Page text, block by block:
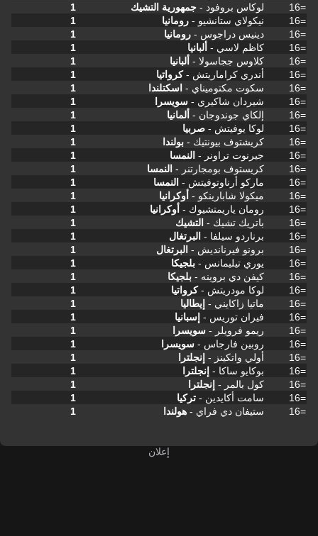
=16
لوكاس بروفود - جمهورية التشيك
1
=16
نيكولاي ستانشيو - رومانيا
1
=16
دينيس دراجوس - رومانيا
1
=16
كاظم لاسي - ألبانيا
1
=16
كلاوس ججاسولا - ألبانيا
1
=16
أندري كراماريتش -كرواتيا
1
=16
سكوت مكتوميناي - اسكتلندا
1
=16
شيردان شاكيري - سويسرا
1
=16
إلكاي جوندوجان - ألمانيا
1
=16
لوكا يوفيتش - صربيا
1
=16
كريشتوف بيونتيك - بولندا
1
=16
جيرنوت تراونر - النمسا
1
=16
كريستوف بومجارتنر - النمسا
1
=16
ماركو أرناوتوفيتش - النمسا
1
=16
ميكولا شابارينكو - أوكرانيا
1
=16
رومان ياريمتشيوك - أوكرانيا
1
=16
باتريك تشيك - التشيك
1
=16
برناردو سيلفا - البرتغال
1
=16
برونو فيرنانديش - البرتغال
1
=16
يوري تيليمانس - بلجيكا
1
=16
كيفن دي بروينه - بلجيكا
1
=16
لوكا مودريتش -كرواتيا
1
=16
ماتيا زاكايني - إيطاليا
1
=16
فيران توريس - إسبانيا
1
=16
ريمو فرويلر - سويسرا
1
=16
روبين فارجاس - سويسرا
1
=16
أولي واتكينز - إنجلترا
1
=16
بوكايو ساكا - إنجلترا
1
=16
كول بالمر - إنجلترا
1
=16
سامت أكايدين - تركيا
1
=16
ستيفان دي فراي - هولندا 1
إعلان